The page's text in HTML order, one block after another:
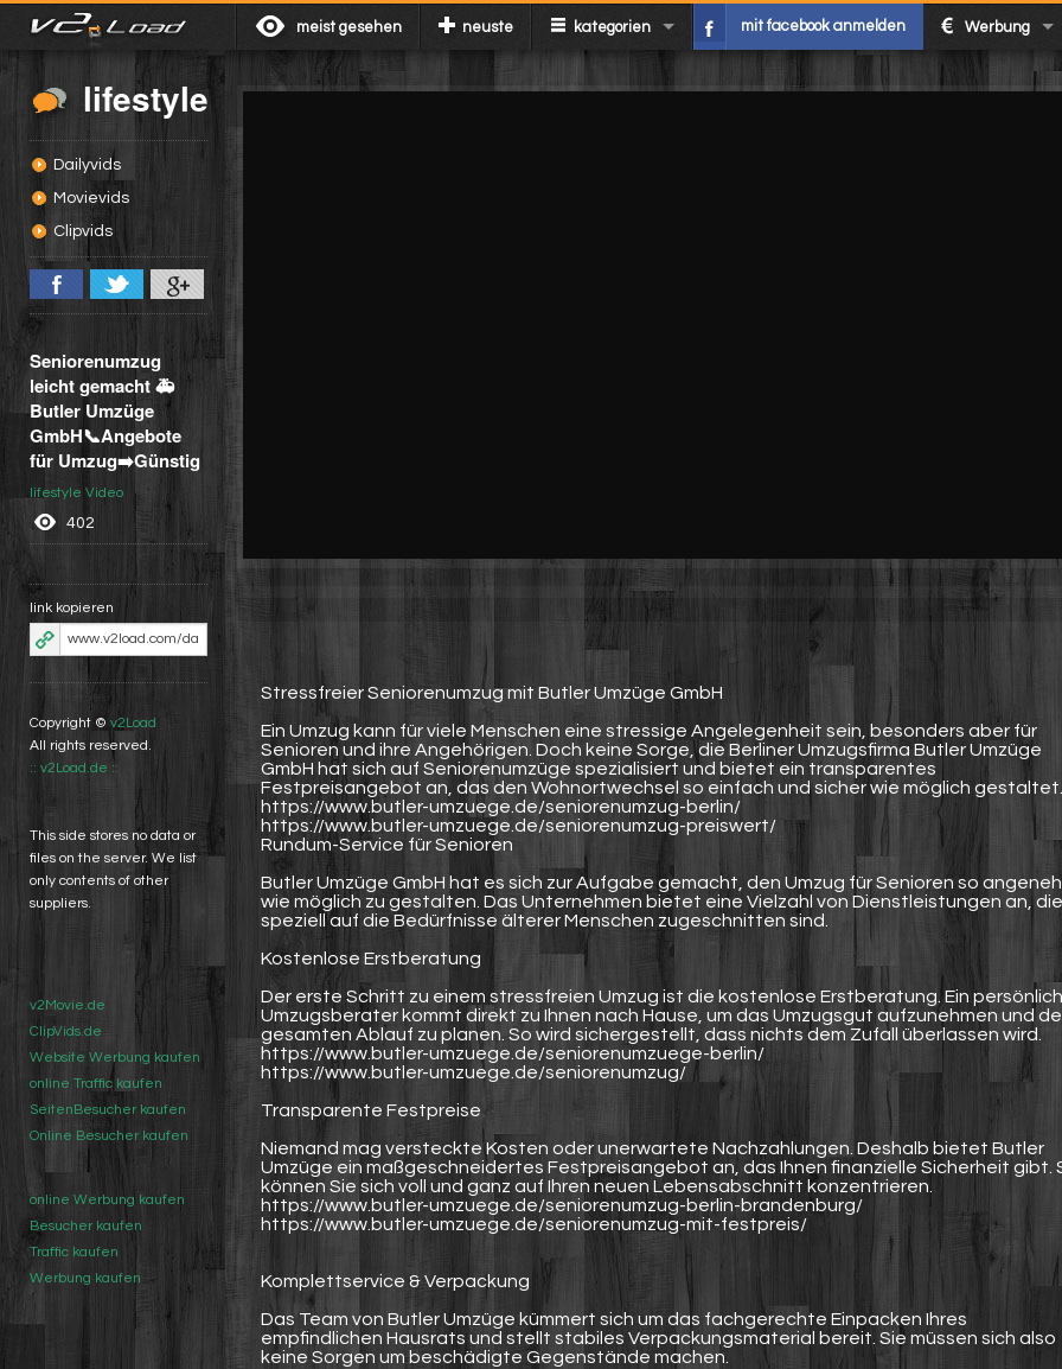
meist gesehen neuste kategorien mit facebook anmelden Werbung
lifestyle
Dailyvids
Movievids
Clipvids
Seniorenumzug
leicht gemacht 🚑
Butler Umzüge
GmbH📞Angebote
für Umzug➡️Günstig
lifestyle Video
402
link kopieren
Copyright © v2Load
All rights reserved.
:: v2Load.de ::
This side stores no data or
files on the server. We list
only contents of other
suppliers.
v2Movie.de
ClipVids.de
Website Werbung kaufen
online Traffic kaufen
SeitenBesucher kaufen
Online Besucher kaufen
online Werbung kaufen
Besucher kaufen
Traffic kaufen
Werbung kaufen
Stressfreier Seniorenumzug mit Butler Umzüge GmbH
Ein Umzug kann für viele Menschen eine stressige Angelegenheit sein, besonders aber für
Senioren und ihre Angehörigen. Doch keine Sorge, die Berliner Umzugsfirma Butler Umzüge
GmbH hat sich auf Seniorenumzüge spezialisiert und bietet ein transparentes
Festpreisangebot an, das den Wohnortwechsel so einfach und sicher wie möglich gestaltet.
https://www.butler-umzuege.de/seniorenumzug-berlin/
https://www.butler-umzuege.de/seniorenumzug-preiswert/
Rundum-Service für Senioren
Butler Umzüge GmbH hat es sich zur Aufgabe gemacht, den Umzug für Senioren so
wie möglich zu gestalten. Das Unternehmen bietet eine Vielzahl von Dienstleistungen an, die
speziell auf die Bedürfnisse älterer Menschen zugeschnitten sind.
Kostenlose Erstberatung
Der erste Schritt zu einem stressfreien Umzug ist die kostenlose Erstberatung. Ein
Umzugsberater kommt direkt zu Ihnen nach Hause, um das Umzugsgut aufzunehmen und
gesamten Ablauf zu planen. So wird sichergestellt, dass nichts dem Zufall überlassen wird.
https://www.butler-umzuege.de/seniorenumzuege-berlin/
https://www.butler-umzuege.de/seniorenumzug/
Transparente Festpreise
Niemand mag versteckte Kosten oder unerwartete Nachzahlungen. Deshalb bietet Butler
Umzüge ein maßgeschneidertes Festpreisangebot an, das Ihnen finanzielle Sicherheit gibt.
können Sie sich voll und ganz auf Ihren neuen Lebensabschnitt konzentrieren.
https://www.butler-umzuege.de/seniorenumzug-berlin-brandenburg/
https://www.butler-umzuege.de/seniorenumzug-mit-festpreis/
Komplettservice & Verpackung
Das Team von Butler Umzüge kümmert sich um das fachgerechte Einpacken Ihres
empfindlichen Hausrats und stellt stabiles Verpackungsmaterial bereit. Sie müssen sich also
keine Sorgen um beschädigte Gegenstände machen.